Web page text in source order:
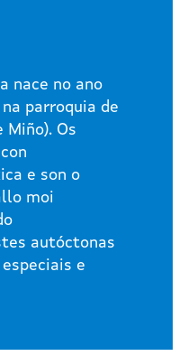
nace no ano
na parroquia de
Os
e son o
moi
autóctonas
e